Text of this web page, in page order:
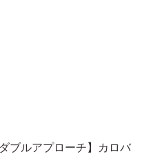
ブルアプローチ】カロバ